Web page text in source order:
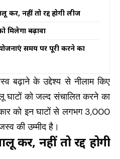
करें, नहीं तो रद्द होगी लीज
मिलेगा बढ़ावा
समय पर पूरी करने का
बढ़ाने के उद्देश्य से नीलाम किए
को जल्द संचालित करने का
को इन घाटों से लगभग 3,000
की उम्मीद है।
करें, नहीं तो रद्द होगी